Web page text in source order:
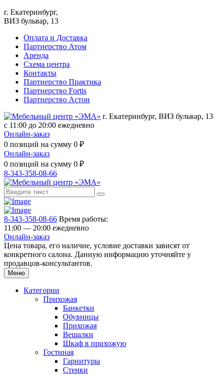
г. Екатеринбург,
ВИЗ бульвар, 13
Оплата и Доставка
Партнерство Атом
Аренда
Схема центра
Контакты
Партнерство Практика
Партнерство Fortis
Партнерство Астон
г. Екатеринбург, ВИЗ бульвар, 13
с 11:00 до 20:00 ежедневно
Онлайн-заказ
0 позиций на сумму 0 ₽
Онлайн-заказ
0 позиций на сумму 0 ₽
8-343-358-08-66
8-343-358-08-66 Время работы:
11:00 — 20:00 ежедневно
Онлайн-заказ
Цена товара, его наличие, условие доставки зависят от
конкретного салона. Данную информацию уточняйте у
продавцов-консультантов.
Меню
Категории
Прихожая
Банкетки
Обувницы
Прихожая
Вешалки
Шкаф в прихожую
Гостиная
Гарнитуры
Стенки